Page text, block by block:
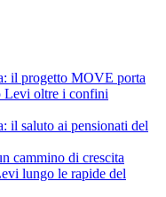
il progetto MOVE porta
Levi oltre i confini
il saluto ai pensionati del
cammino di crescita
lungo le rapide del